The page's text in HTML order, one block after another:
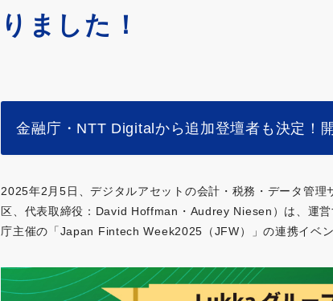
りました！
金融庁・NTT Digitalから追加登壇者も決定！
2025年2月5日
、デジタルアセットの会計・税務・データ管
区、代表取締役：David Hoffman・Audrey Niesen）は、運
庁主催の「Japan Fintech Week2025（JFW）」の連携イベ